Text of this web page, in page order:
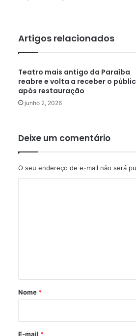
Artigos relacionados
Teatro mais antigo da Paraíba
reabre e volta a receber o
após restauração
junho 2, 2026
Deixe um comentário
O seu endereço de e-mail não será
r
*
Nome *
E-mail *